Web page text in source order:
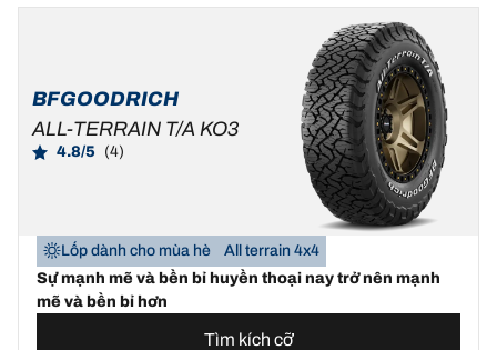
BFGOODRICH
ALL-TERRAIN T/A KO3
4.8/5 (4)
Lốp dành cho mùa hè
All terrain 4x4
Sự mạnh mẽ và bền bỉ huyền thoại nay trở nên mạnh
mẽ và bền bỉ hơn
Tìm kích cỡ